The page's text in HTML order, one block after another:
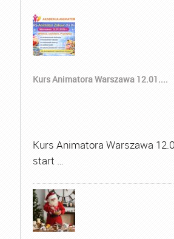
Kurs Animatora Warszawa 12.01....
Kurs Animatora Warszawa
start …